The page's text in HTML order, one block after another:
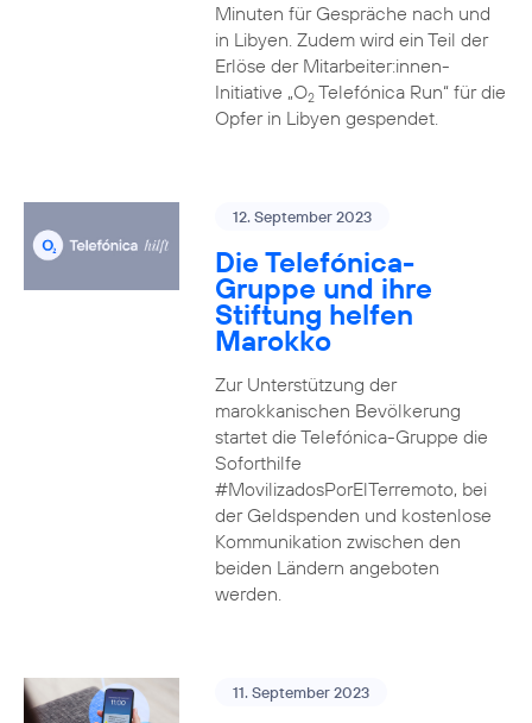
Minuten für Gespräche nach und
in Libyen. Zudem wird ein Teil der
Erlöse der Mitarbeiter:innen-
Initiative „O2Telefónica Run“ für die
Opfer in Libyen gespendet.
12. September 2023
Die Telefónica-
Gruppe und ihre
Stiftung helfen
Marokko
Zur Unterstützung der
marokkanischen Bevölkerung
startet die Telefónica-Gruppe die
Soforthilfe
#MovilizadosPorElTerremoto, bei
der Geldspenden und kostenlose
Kommunikation zwischen den
beiden Ländern angeboten
werden.
11. September 2023